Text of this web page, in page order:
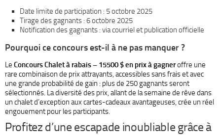
Date limite de participation : 5 octobre 2025
Tirage des gagnants : 6 octobre 2025
Notification des gagnants : via courriel et publication officielle
Pourquoi ce concours est-il à ne pas manquer ?
Le Concours Chalet à rabais – 15500 $ en prix à gagneroffre une
rare combinaison de prix attrayants, accessibles sans frais et avec
une grande probabilité de gain : plus de 250 gagnants seront
sélectionnés. La diversité des prix, allant de la semaine de rêve dans
un chalet d’exception aux cartes-cadeaux avantageuses, crée un réel
engouement pour les participants.
Profitez d’une escapade inoubliable grâce à